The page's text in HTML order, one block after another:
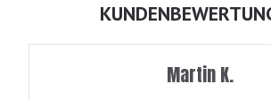
Martin K.